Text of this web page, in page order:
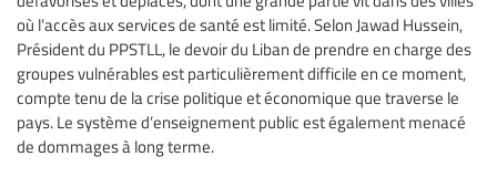
où l’accès aux services de santé est limité. Selon Jawad Hussein,
Président du PPSTLL, le devoir du Liban de prendre en charge des
groupes vulnérables est particulièrement difficile en ce moment,
compte tenu de la crise politique et économique que traverse le
pays. Le système d’enseignement public est également menacé
de dommages à long terme.